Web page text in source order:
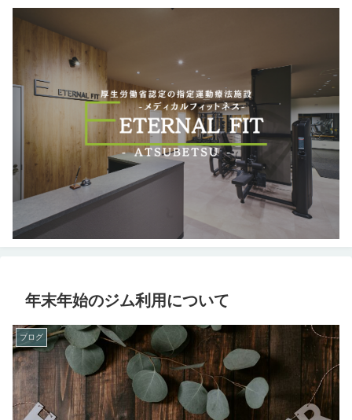
年末年始のジム利用について
ブログ